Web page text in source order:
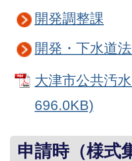
開発調整課
開発・下水道
大津市公共汚
696.0KB)
申請時（様式